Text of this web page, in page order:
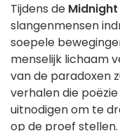
Tijdens de
slangenmensen
soepele
menselijk lichaam
van de paradoxen
verhalen die
uitnodigen om te
op de proef stellen.